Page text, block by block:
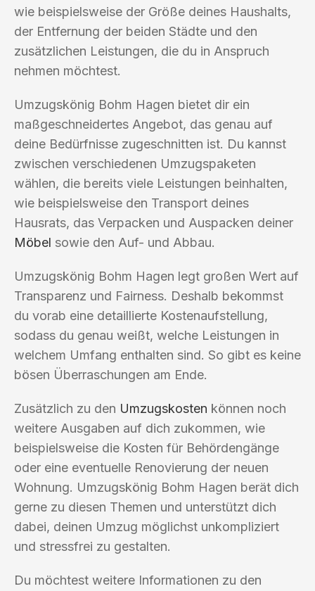
wie beispielsweise der Größe deines Haushalts,
der Entfernung der beiden Städte und den
zusätzlichen Leistungen, die du in Anspruch
nehmen möchtest.
Umzugskönig Bohm Hagen bietet dir ein
maßgeschneidertes Angebot, das genau auf
deine Bedürfnisse zugeschnitten ist. Du kannst
zwischen verschiedenen Umzugspaketen
wählen, die bereits viele Leistungen beinhalten,
wie beispielsweise den Transport deines
Hausrats, das Verpacken und Auspacken deiner
Möbel sowie den Auf- und Abbau.
Umzugskönig Bohm Hagen legt großen Wert auf
Transparenz und Fairness. Deshalb bekommst
du vorab eine detaillierte Kostenaufstellung,
sodass du genau weißt, welche Leistungen in
welchem Umfang enthalten sind. So gibt es keine
bösen Überraschungen am Ende.
Zusätzlich zu den Umzugskosten können noch
weitere Ausgaben auf dich zukommen, wie
beispielsweise die Kosten für Behördengänge
oder eine eventuelle Renovierung der neuen
Wohnung. Umzugskönig Bohm Hagen berät dich
gerne zu diesen Themen und unterstützt dich
dabei, deinen Umzug möglichst unkompliziert
und stressfrei zu gestalten.
Du möchtest weitere Informationen zu den